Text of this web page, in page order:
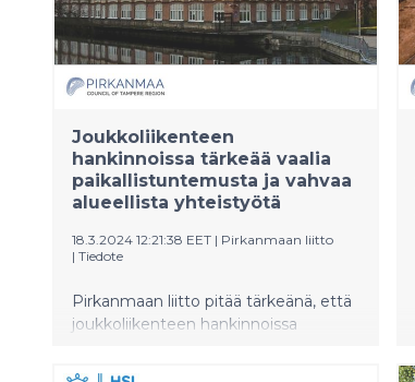
Joukkoliikenteen
hankinnoissa tärkeää vaalia
paikallistuntemusta ja vahvaa
alueellista yhteistyötä
18.3.2024 12:21:38 EET | Pirkanmaan liitto
| Tiedote
Pirkanmaan liitto pitää tärkeänä, että
joukkoliikenteen hankinnoissa
paikallistuntemukseen perustuvaa